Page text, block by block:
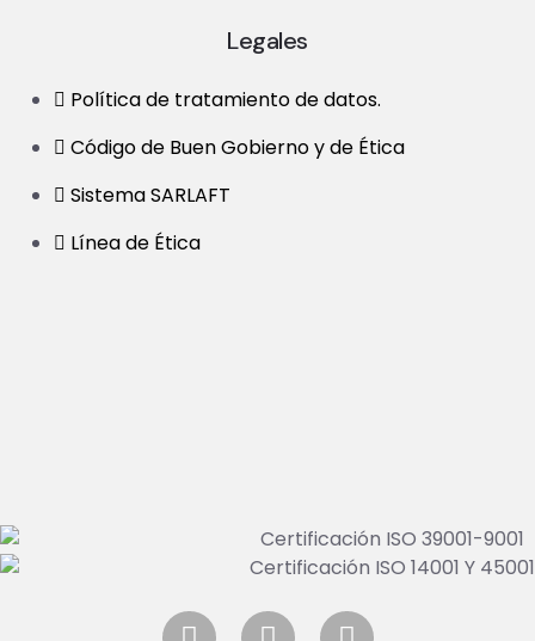
Legales
Política de tratamiento de datos.
Código de Buen Gobierno y de Ética
Sistema SARLAFT
Línea de Ética